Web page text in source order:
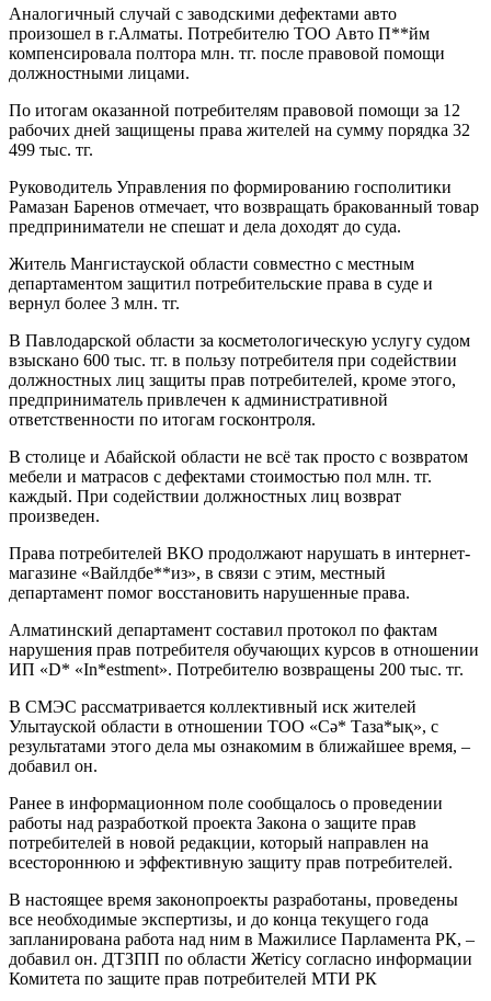
Аналогичный случай с заводскими дефектами авто
произошел в г.Алматы. Потребителю ТОО Авто П**йм
компенсировала полтора млн. тг. после правовой помощи
должностными лицами.
По итогам оказанной потребителям правовой помощи за 12
рабочих дней защищены права жителей на сумму порядка 32
499 тыс. тг.
Руководитель Управления по формированию госполитики
Рамазан Баренов отмечает, что возвращать бракованный товар
предприниматели не спешат и дела доходят до суда.
Житель Мангистауской области совместно с местным
департаментом защитил потребительские права в суде и
вернул более 3 млн. тг.
В Павлодарской области за косметологическую услугу судом
взыскано 600 тыс. тг. в пользу потребителя при содействии
должностных лиц защиты прав потребителей, кроме этого,
предприниматель привлечен к административной
ответственности по итогам госконтроля.
В столице и Абайской области не всё так просто с возвратом
мебели и матрасов с дефектами стоимостью пол млн. тг.
каждый. При содействии должностных лиц возврат
произведен.
Права потребителей ВКО продолжают нарушать в интернет-
магазине «Вайлдбе**из», в связи с этим, местный
департамент помог восстановить нарушенные права.
Алматинский департамент составил протокол по фактам
нарушения прав потребителя обучающих курсов в отношении
ИП «D* «In*estment». Потребителю возвращены 200 тыс. тг.
В СМЭС рассматривается коллективный иск жителей
Улытауской области в отношении ТОО «Сә* Таза*ық», с
результатами этого дела мы ознакомим в ближайшее время, –
добавил он.
Ранее в информационном поле сообщалось о проведении
работы над разработкой проекта Закона о защите прав
потребителей в новой редакции, который направлен на
всестороннюю и эффективную защиту прав потребителей.
В настоящее время законопроекты разработаны, проведены
все необходимые экспертизы, и до конца текущего года
запланирована работа над ним в Мажилисе Парламента РК, –
добавил он. ДТЗПП по области Жетісу согласно информации
Комитета по защите прав потребителей МТИ РК